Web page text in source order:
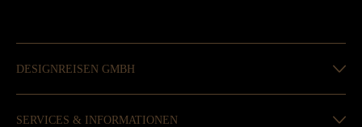
DESIGNREISEN GMBH
SERVICES & INFORMATIONEN